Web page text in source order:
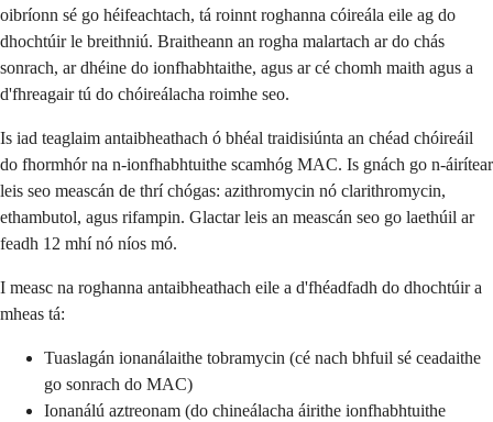
oibríonn sé go héifeachtach, tá roinnt roghanna cóireála eile ag do
dhochtúir le breithniú. Braitheann an rogha malartach ar do chás
sonrach, ar dhéine do ionfhabhtaithe, agus ar cé chomh maith agus a
d'fhreagair tú do chóireálacha roimhe seo.
Is iad teaglaim antaibheathach ó bhéal traidisiúnta an chéad chóireáil
do fhormhór na n-ionfhabhtuithe scamhóg MAC. Is gnách go n-áirítear
leis seo meascán de thrí chógas: azithromycin nó clarithromycin,
ethambutol, agus rifampin. Glactar leis an meascán seo go laethúil ar
feadh 12 mhí nó níos mó.
I measc na roghanna antaibheathach eile a d'fhéadfadh do dhochtúir a
mheas tá:
Tuaslagán ionanálaithe tobramycin (cé nach bhfuil sé ceadaithe
go sonrach do MAC)
Ionanálú aztreonam (do chineálacha áirithe ionfhabhtuithe